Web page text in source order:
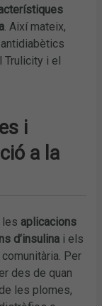
. Així mateix,
Trulicity i el
i
a la
les aplicacions
d’insulina i els
Per
des de quan
les plomes,